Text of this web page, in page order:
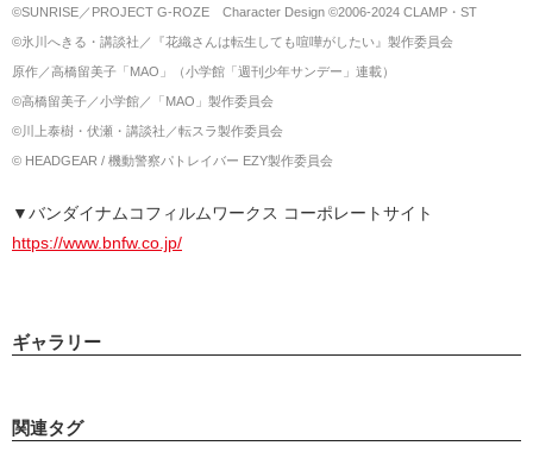
©SUNRISE／PROJECT G-ROZE Character Design ©2006-2024 CLAMP・ST
©氷川へきる・講談社／『花織さんは転生しても喧嘩がしたい』製作委員会
原作／高橋留美子「MAO」（小学館「週刊少年サンデー」連載）
©高橋留美子／小学館／「MAO」製作委員会
©川上泰樹・伏瀬・講談社／転スラ製作委員会
© HEADGEAR / 機動警察パトレイバー EZY製作委員会
▼バンダイナムコフィルムワークス コーポレートサイト
https://www.bnfw.co.jp/
ギャラリー
関連タグ